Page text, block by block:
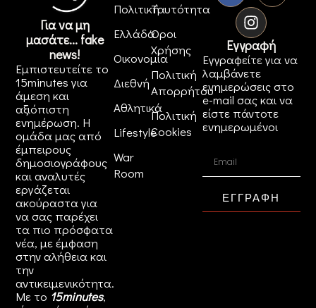
Για να μη
μασάτε... fake
news!
Εμπιστευτείτε το
15minutes για
άμεση και
αξιόπιστη
ενημέρωση. Η
ομάδα μας από
έμπειρους
δημοσιογράφους
και αναλυτές
εργάζεται
ακούραστα για
να σας παρέχει
τα πιο πρόσφατα
νέα, με έμφαση
στην αλήθεια και
την
αντικειμενικότητα.
Με το 15minutes,
Πολιτική
Ελλάδα
Οικονομία
Διεθνή
Αθλητικά
Lifestyle
War
Room
Ταυτότητα
Όροι
Χρήσης
Πολιτική
Απορρήτου
Πολιτική
Cookies
Εγγραφή
Εγγραφείτε για να
λαμβάνετε
ενημερώσεις στο
e-mail σας και να
είστε πάντοτε
ενημερωμένοι
ΕΓΓΡΑΦΗ